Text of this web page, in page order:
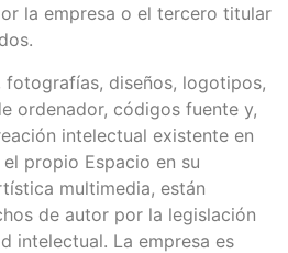
la empresa o el tercero titular
diseños, logotipos,
ordenador, códigos fuente y,
intelectual existente en
propio Espacio en su
multimedia, están
de autor por la legislación
intelectual. La empresa es